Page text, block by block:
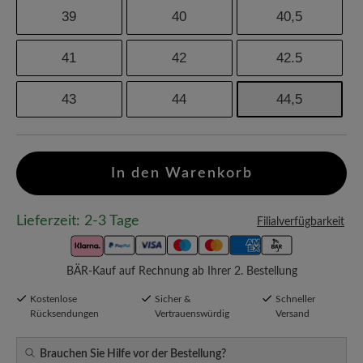
39 40 40,5
41 42 42.5
43 44 44,5
In den Warenkorb
Lieferzeit: 2-3 Tage Filialverfügbarkeit
BÄR-Kauf auf Rechnung ab Ihrer 2. Bestellung
Kostenlose
Rücksendungen
Sicher &
Vertrauenswürdig
Schneller
Versand
Brauchen Sie Hilfe vor der Bestellung?